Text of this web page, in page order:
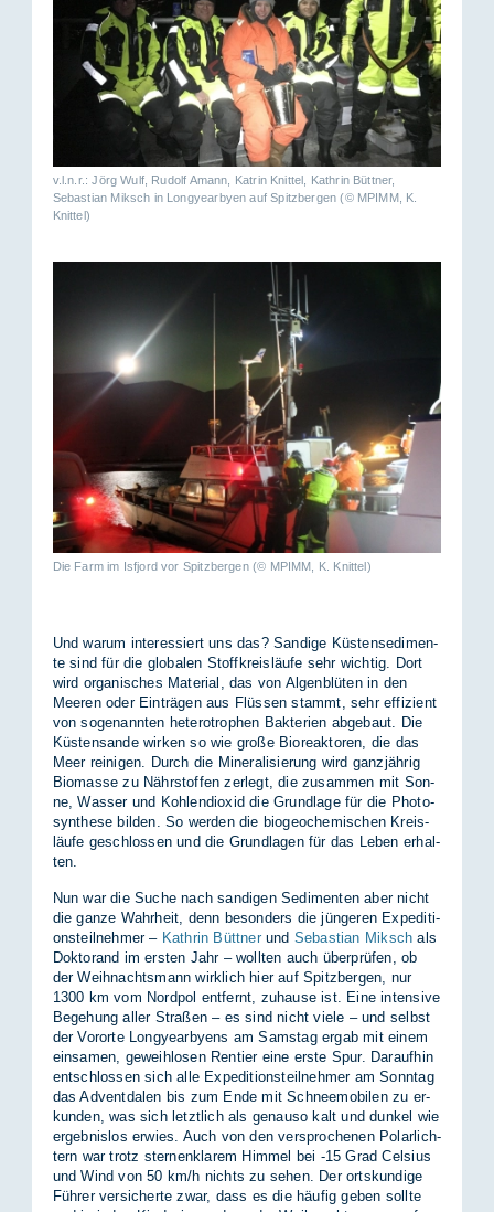
v.l.n.r.: Jörg Wulf, Rudolf Amann, Katrin Knittel, Kathrin Büttner,
Sebastian Miksch in Lon­gye­ar­by­en auf Spitz­ber­gen (© MPIMM, K.
Knittel)
Die Farm im Isfjord vor Spitzbergen (© MPIMM, K. Knittel)
Und war­um in­ter­es­siert uns das? San­di­ge Küs­ten­sedi­men­
te sind für die glo­ba­len Stoff­kreis­läu­fe sehr wich­tig. Dort
wird or­ga­ni­sches Ma­te­ri­al, das von Al­gen­blü­ten in den
Mee­ren oder Ein­trä­gen aus Flüs­sen stammt, sehr ef­fi­zi­ent
von so­ge­nann­ten he­te­ro­tro­phen Bak­te­ri­en ab­ge­baut. Die
Küs­ten­san­de wir­ken so wie gro­ße Bio­re­ak­to­ren, die das
Meer rei­ni­gen. Durch die Mi­ne­ra­li­sie­rung wird ganz­jäh­rig
Bio­mas­se zu Nähr­stof­fen zer­legt, die zu­sam­men mit Son­
ne, Was­ser und Koh­len­di­oxid die Grund­la­ge für die Pho­to­
syn­the­se bil­den. So wer­den die bio­geo­che­mi­schen Kreis­
läu­fe ge­schlos­sen und die Grund­la­gen für das Le­ben er­hal­
ten.
Nun war die Su­che nach san­di­gen Se­di­men­ten aber nicht
die gan­ze Wahr­heit, denn be­son­ders die jün­ge­ren Ex­pe­di­ti­
ons­teil­neh­mer – Kathrin Büttnerund Sebastian Miksch als
Dok­to­rand im ers­ten Jahr – woll­ten auch über­prü­fen, ob
der Weih­nachts­mann wirk­lich hier auf Spitz­ber­gen, nur
1300 km vom Nord­pol ent­fernt, zu­hau­se ist. Eine in­ten­si­ve
Be­ge­hung al­ler Stra­ßen – es sind nicht vie­le – und selbst
der Vor­or­te Lon­gye­ar­by­ens am Sams­tag er­gab mit ei­nem
ein­sa­men, ge­weih­lo­sen Ren­tier eine ers­te Spur. Dar­auf­hin
ent­schlos­sen sich alle Ex­pe­di­ti­ons­teil­neh­mer am Sonn­tag
das Ad­vent­da­len bis zum Ende mit Schnee­mo­bi­len zu er­
kun­den, was sich letzt­lich als ge­nau­so kalt und dun­kel wie
er­geb­nis­los er­wies. Auch von den ver­spro­che­nen Po­lar­lich­
tern war trotz ster­nen­kla­rem Him­mel bei -15 Grad Cel­si­us
und Wind von 50 km/​h nichts zu se­hen. Der orts­kun­di­ge
Füh­rer ver­si­cher­te zwar, dass es die häu­fig ge­ben soll­te